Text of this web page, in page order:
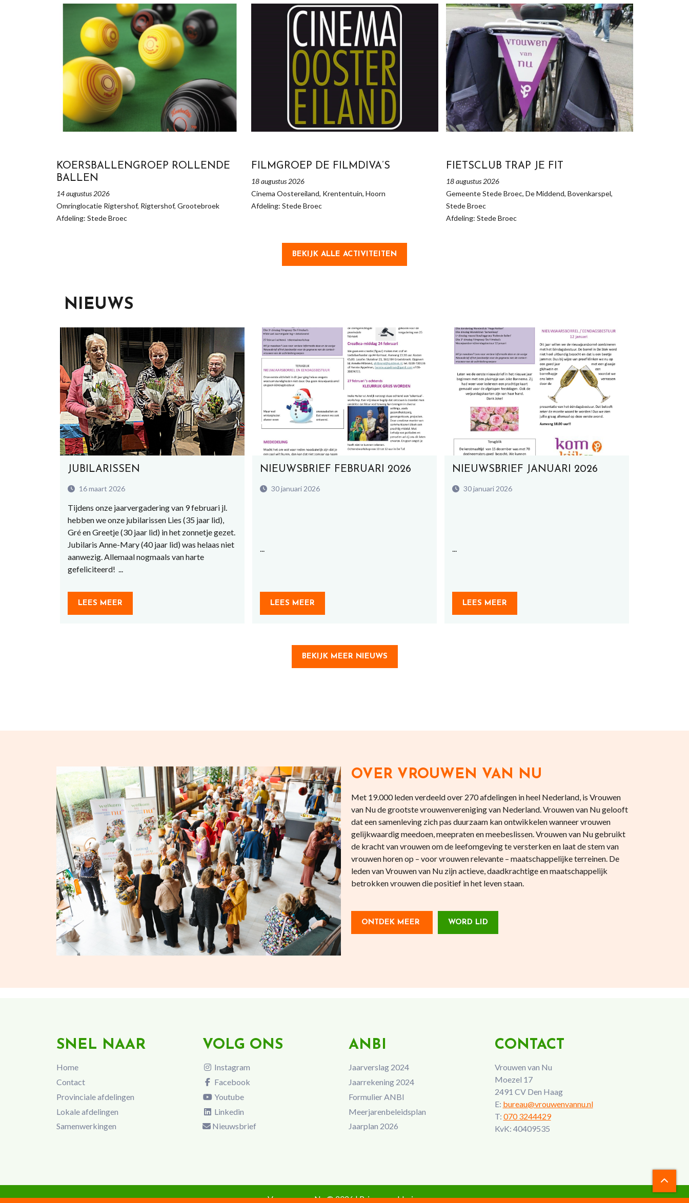
KOERSBALLENGROEP ROLLENDE
BALLEN
14 augustus 2026
Omringlocatie Rigtershof, Rigtershof, Grootebroek
Afdeling: Stede Broec
FILMGROEP DE FILMDIVA’S
18 augustus 2026
Cinema Oostereiland, Krententuin, Hoorn
Afdeling: Stede Broec
FIETSCLUB TRAP JE FIT
18 augustus 2026
Gemeente Stede Broec, De Middend, Bovenkarspel,
Stede Broec
Afdeling: Stede Broec
BEKIJK ALLE ACTIVITEITEN
NIEUWS
JUBILARISSEN
16 maart 2026
Tijdens onze jaarvergadering van 9 februari jl.
hebben we onze jubilarissen Lies (35 jaar lid),
Gré en Greetje (30 jaar lid) in het zonnetje gezet.
Jubilaris Anne-Mary (40 jaar lid) was helaas niet
aanwezig. Allemaal nogmaals van harte
gefeliciteerd! ...
LEES MEER
NIEUWSBRIEF FEBRUARI 2026
30 januari 2026
LEES MEER
NIEUWSBRIEF JANUARI 2026
30 januari 2026
LEES MEER
BEKIJK MEER NIEUWS
OVER VROUWEN VAN NU
Met 19.000 leden verdeeld over 270 afdelingen in heel Nederland, is Vrouwen
van Nu de grootste vrouwenvereniging van Nederland. Vrouwen van Nu gelooft
dat een samenleving zich pas duurzaam kan ontwikkelen wanneer vrouwen
gelijkwaardig meedoen, meepraten en meebeslissen. Vrouwen van Nu gebruikt
de kracht van vrouwen om de leefomgeving te versterken en laat de stem van
vrouwen horen op – voor vrouwen relevante – maatschappelijke terreinen. De
leden van Vrouwen van Nu zijn actieve, daadkrachtige en maatschappelijk
betrokken vrouwen die positief in het leven staan.
ONTDEK MEER WORD LID
SNEL NAAR
Home
Contact
Provinciale afdelingen
Lokale afdelingen
Samenwerkingen
VOLG ONS
Instagram
Facebook
Youtube
Linkedin
Nieuwsbrief
ANBI
Jaarverslag 2024
Jaarrekening 2024
Formulier ANBI
Meerjarenbeleidsplan
Jaarplan 2026
CONTACT
Vrouwen van Nu
Moezel 17
2491 CV Den Haag
E: bureau@vrouwenvannu.nl
T: 070 3244429
KvK: 40409535
Vrouwen van Nu © 2026 |Privacyverklaring